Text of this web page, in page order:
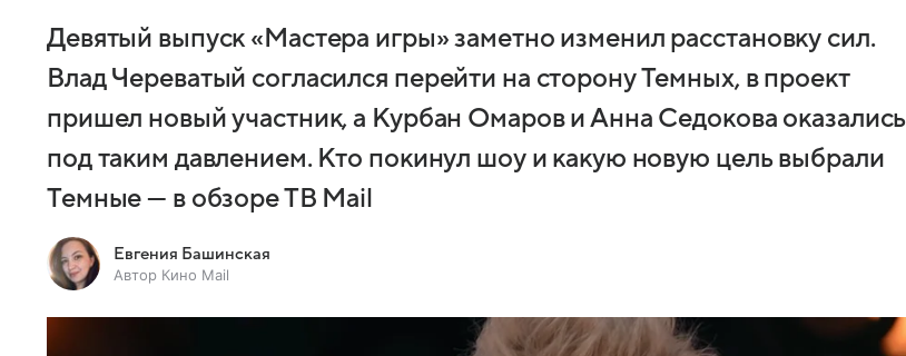
Девятый выпуск «Мастера игры» заметно изменил расстановку сил.
Влад Череватый согласился перейти на сторону Темных, в проект
пришел новый участник, а Курбан Омаров и Анна Седокова оказались
под таким давлением. Кто покинул шоу и какую новую цель выбрали
Темные — в обзоре ТВ Mail
Евгения Башинская
Автор Кино Mail